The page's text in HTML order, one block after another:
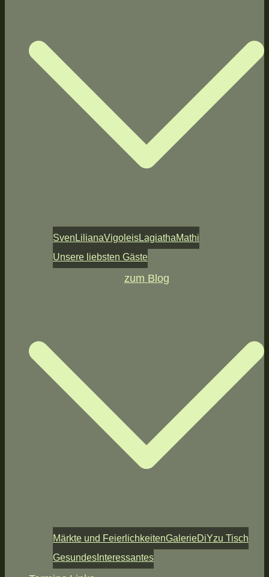
Sven LilianaVigoleisLagiathaMathi
Unsere liebsten Gäste
zum Blog
Märkte und FeierlichkeitenGalerieDiYzu Tisch
Gesundes Interessantes